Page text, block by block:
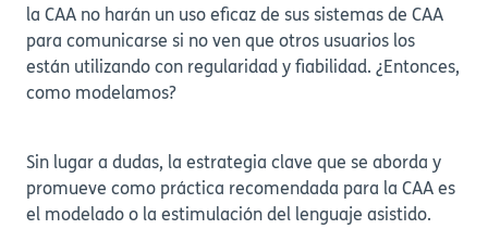
la CAA no harán un uso eficaz de sus sistemas de CAA
para comunicarse si no ven que otros usuarios los
están utilizando con regularidad y fiabilidad. ¿Entonces,
como modelamos?
Sin lugar a dudas, la estrategia clave que se aborda y
promueve como práctica recomendada para la CAA es
el modelado o la estimulación del lenguaje asistido.